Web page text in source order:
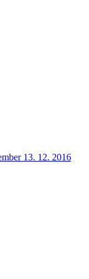
13. 12. 2016